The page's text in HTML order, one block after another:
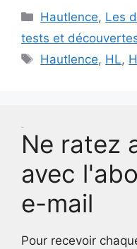
Catégories
Hautlence, Les
tests et
Étiquettes
Hautlence, HL,
Ne ratez
avec
e-mail
Pour recevoir